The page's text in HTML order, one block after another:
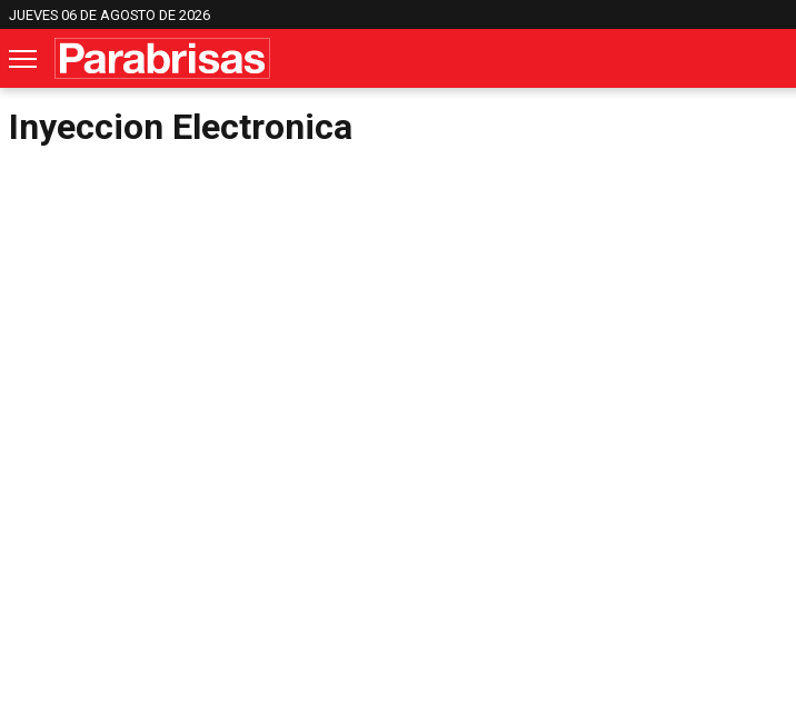
JUEVES 06 DE AGOSTO DE 2026
Inyeccion Electronica